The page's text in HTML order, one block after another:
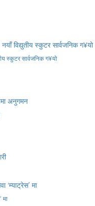
स्कुटर सार्वजनिक ग¥यो
मा